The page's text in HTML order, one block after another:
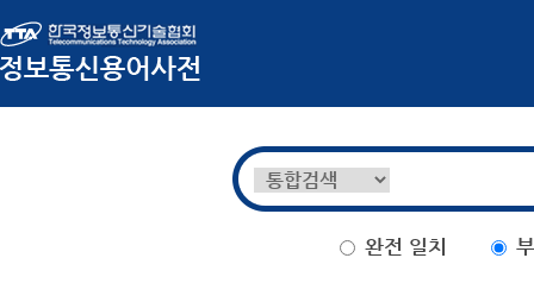
완전 일치